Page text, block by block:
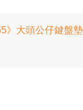
》大頭公仔鍵盤